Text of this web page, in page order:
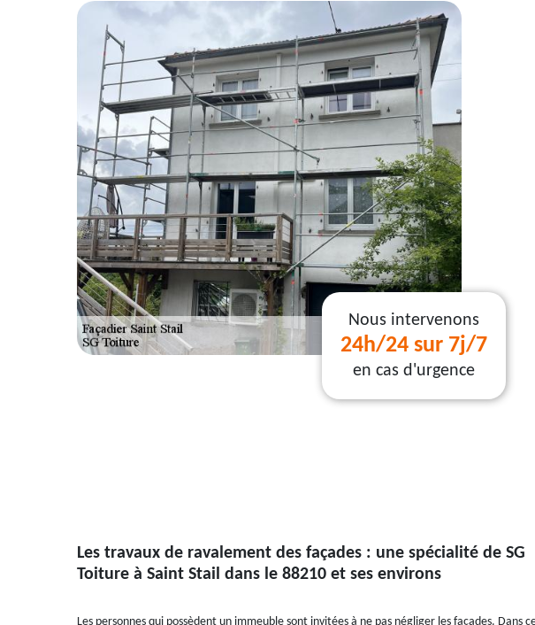
Nous intervenons
24h/24 sur 7j/7
en cas d'urgence
Les travaux de ravalement des façades : une spécialité de SG
Toiture à Saint Stail dans le 88210 et ses environs
Les personnes qui possèdent un immeuble sont invitées à ne pas négliger les façades. Dans